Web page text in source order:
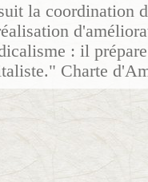
la coordination
: il
Charte